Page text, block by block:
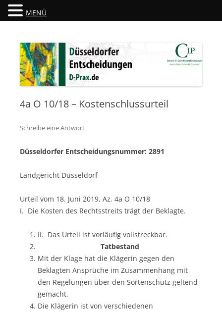
Düsseldorfer Entscheidungen
4a O 10/18 – Kostenschlussurteil
Schreibe eine Antwort
Düsseldorfer Entscheidungsnummer: 2891
Landgericht Düsseldorf
Urteil vom 18. Juni 2019, Az. 4a O 10/18
I. Die Kosten des Rechtsstreits trägt der Beklagte.
II. Das Urteil ist vorläufig vollstreckbar.
Tatbestand
Mit der Klage hat die Klägerin gegen den
Beklagten Ansprüche im Zusammenhang mit
den Regelungen über den Sortenschutz geltend
gemacht.
Die Klägerin ist von verschiedenen
MENÜ